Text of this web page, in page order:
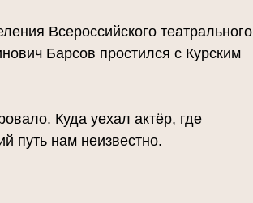
Всероссийского театрального
Барсов простился с Курским
Куда уехал актёр, где
путь нам неизвестно.